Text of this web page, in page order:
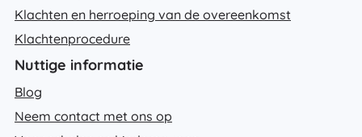
Klachten en herroeping van de overeenkomst
Klachtenprocedure
Nuttige informatie
Blog
Neem contact met ons op